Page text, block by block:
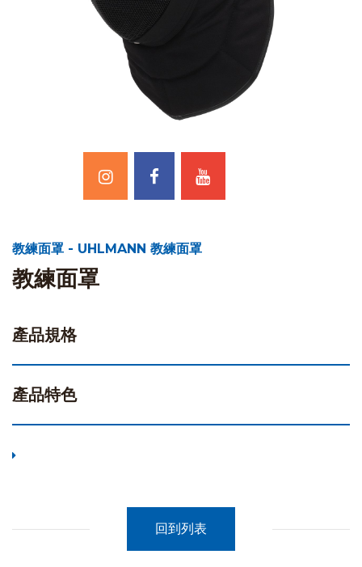
教練面罩 - UHLMANN 教練面罩
教練面罩
產品規格
產品特色
回到列表